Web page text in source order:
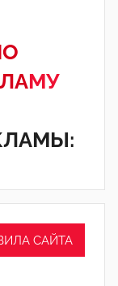
МУ
САЙТА